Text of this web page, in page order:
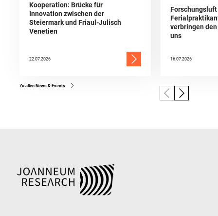
Kooperation: Brücke für
Innovation zwischen der
Steiermark und Friaul-Julisch
Venetien
22.07.2026
verbringen
uns
16.07.2026
Zu allen News & Events